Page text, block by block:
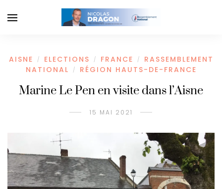
AISNE / ELECTIONS / FRANCE /
RASSEMBLEMENT
NATIONAL
/ RÉGION HAUTS-DE-FRANCE
Marine Le Pen en visite dans l’Aisne
15 MAI 2021